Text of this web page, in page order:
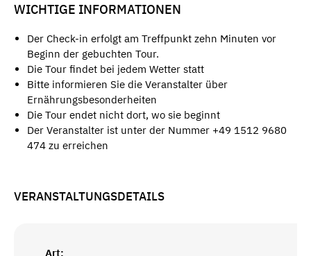
WICHTIGE INFORMATIONEN
Der Check-in erfolgt am Treffpunkt zehn Minuten vor
Beginn der gebuchten Tour.
Die Tour findet bei jedem Wetter statt
Bitte informieren Sie die Veranstalter über
Ernährungsbesonderheiten
Die Tour endet nicht dort, wo sie beginnt
Der Veranstalter ist unter der Nummer +49 1512 9680
474 zu erreichen
VERANSTALTUNGSDETAILS
Art: